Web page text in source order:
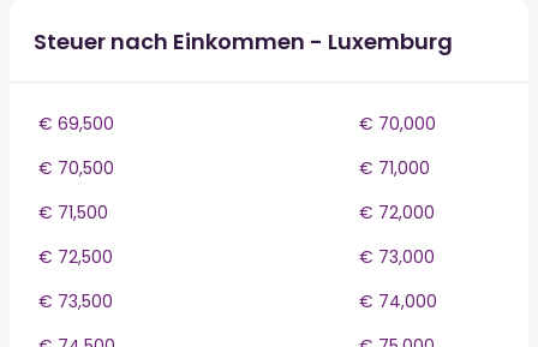
Steuer nach Einkommen - Luxemburg
€ 69,500
€ 70,000
€ 70,500
€ 71,000
€ 71,500
€ 72,000
€ 72,500
€ 73,000
€ 73,500
€ 74,000